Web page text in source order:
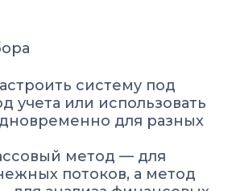
систему под
учета или использовать
для разных
метод — для
потоков, а метод